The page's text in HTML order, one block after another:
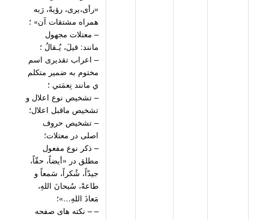
«رأی،يری، رؤيةً، رَبه
همراه مشتقات آن» ؛
– معتلات مجهول
مانند: قيلَ، یُـقالُ ؛
– اعراب تقديری اسم
مختوم به ضمیر متکلم
ي مانند نِعمَتي ؛
– تشخيص نوع اعلال و
تشخيص ماقبل اعلال؛
– تشخیص حروف
اصلی در معتلات؛
– ذکر نوع مفعول
مطلق در «أيضاً، حقّاً،
جیدّاً، شُکراً، سَمعاً و
طاعةً، سُبحانَ اللهِ،
مَعاذَ اللهِ…»؛
– – نکته های صفحه